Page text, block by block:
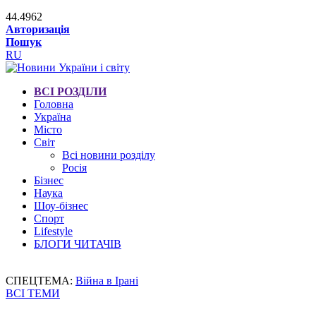
44.4962
Авторизація
Пошук
RU
ВСІ РОЗДІЛИ
Головна
Україна
Місто
Світ
Всі новини розділу
Росія
Бізнес
Наука
Шоу-бізнес
Спорт
Lifestyle
БЛОГИ ЧИТАЧІВ
СПЕЦТЕМА: Війна в Ірані
ВСІ ТЕМИ